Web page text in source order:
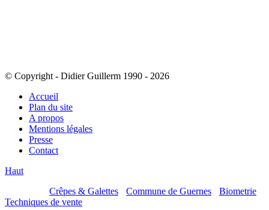
© Copyright - Didier Guillerm 1990 - 2026
Accueil
Plan du site
A propos
Mentions légales
Presse
Contact
Haut
Crêpes & Galettes Commune de Guernes Biometrie
Techniques de vente